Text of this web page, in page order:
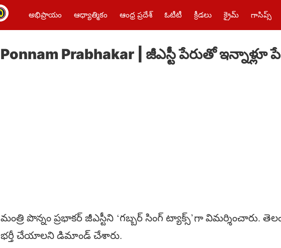
అభిప్రాయం ఆధ్యాత్మికం ఆంధ్ర ప్రదేశ్ ఓటీటీ క్రీడలు క్రైమ్‌ గాసిప్స్
Ponnam Prabhakar | జీఎస్టీ పేరుతో ఇన్నాళ్లూ
మంత్రి పొన్నం ప్రభాకర్ జీఎస్టీని ‘గబ్బర్ సింగ్ ట్యాక్స్’గా విమర్శించారు.
భర్తీ చేయాలని డిమాండ్ చేశారు.